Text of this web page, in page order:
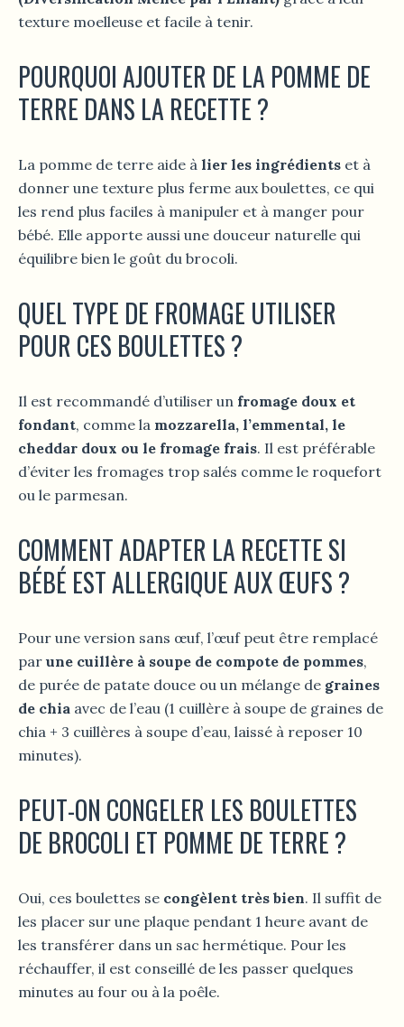
texture moelleuse et facile à tenir.
POURQUOI AJOUTER DE LA POMME DE
TERRE DANS LA RECETTE ?
La pomme de terre aide à lier les ingrédients et à
donner une texture plus ferme aux boulettes, ce qui
les rend plus faciles à manipuler et à manger pour
bébé. Elle apporte aussi une douceur naturelle qui
équilibre bien le goût du brocoli.
QUEL TYPE DE FROMAGE UTILISER
POUR CES BOULETTES ?
Il est recommandé d’utiliser un fromage doux et
fondant, comme la mozzarella, l’emmental, le
cheddar doux ou le fromage frais. Il est préférable
d’éviter les fromages trop salés comme le roquefort
ou le parmesan.
COMMENT ADAPTER LA RECETTE SI
BÉBÉ EST ALLERGIQUE AUX ŒUFS ?
Pour une version sans œuf, l’œuf peut être remplacé
par une cuillère à soupe de compote de pommes,
de purée de patate douce ou un mélange de graines
de chia avec de l’eau (1 cuillère à soupe de graines de
chia + 3 cuillères à soupe d’eau, laissé à reposer 10
minutes).
PEUT-ON CONGELER LES BOULETTES
DE BROCOLI ET POMME DE TERRE ?
Oui, ces boulettes se congèlent très bien. Il suffit de
les placer sur une plaque pendant 1 heure avant de
les transférer dans un sac hermétique. Pour les
réchauffer, il est conseillé de les passer quelques
minutes au four ou à la poêle.